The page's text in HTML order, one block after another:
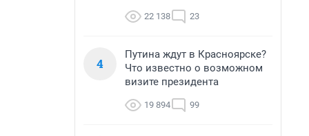
22 138 23
4
Путина ждут в Красноярске?
Что известно о возможном
визите президента
19 894 99